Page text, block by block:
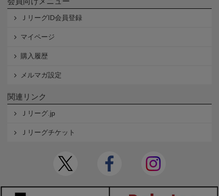
ＪリーグID会員登録
マイページ
購入履歴
メルマガ設定
関連リンク
Ｊリーグ.jp
Ｊリーグチケット